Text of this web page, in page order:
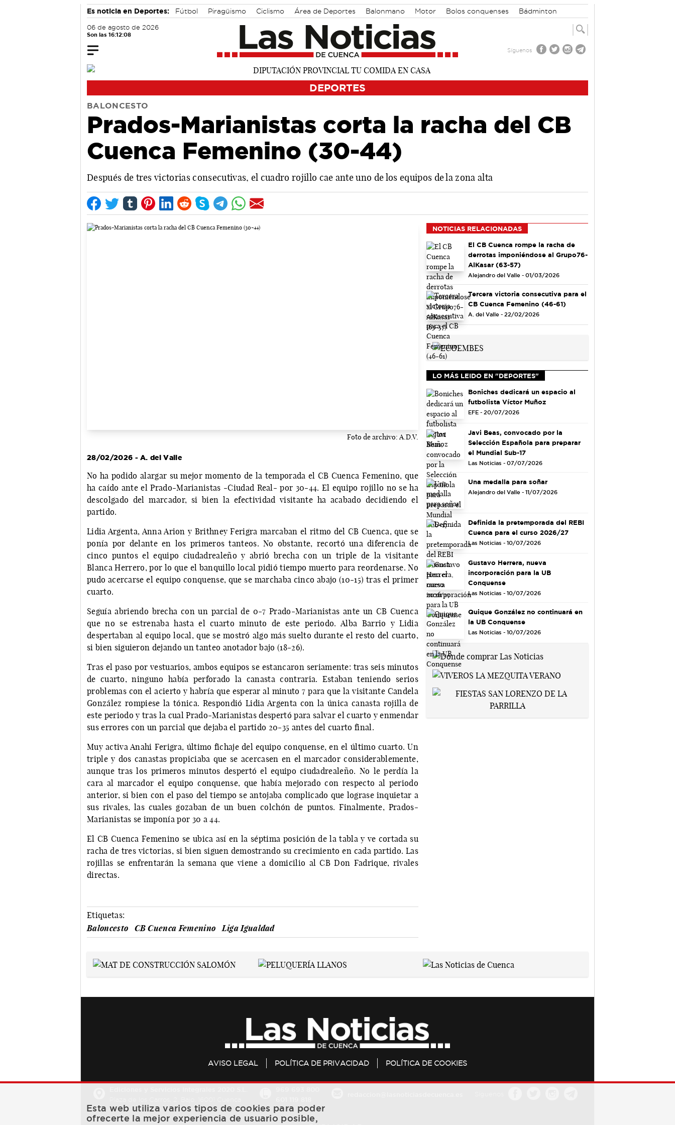
Es noticia en Deportes: Fútbol Piragüismo Ciclismo Área de Deportes Balonmano Motor Bolos conquenses Bádminton
06 de agosto de 2026
Son las 16:12:09
Síguenos
DEPORTES
BALONCESTO
Prados-Marianistas corta la racha del CB
Cuenca Femenino (30-44)
Después de tres victorias consecutivas, el cuadro rojillo cae ante uno de los equipos de la zona alta
Foto de archivo: A.D.V.
28/02/2026 - A. del Valle
No ha podido alargar su mejor momento de la temporada el CB Cuenca Femenino, que
ha caído ante el Prado-Marianistas ­-Ciudad Real- por 30-44. El equipo rojillo no se ha
descolgado del marcador, si bien la efectividad visitante ha acabado decidiendo el
partido.
Lidia Argenta, Anna Arion y Brithney Ferigra marcaban el ritmo del CB Cuenca, que se
ponía por delante en los primeros tanteos. No obstante, recortó una diferencia de
cinco puntos el equipo ciudadrealeño y abrió brecha con un triple de la visitante
Blanca Herrero, por lo que el banquillo local pidió tiempo muerto para reordenarse. No
pudo acercarse el equipo conquense, que se marchaba cinco abajo (10-15) tras el primer
cuarto.
Seguía abriendo brecha con un parcial de 0-7 Prado-Marianistas ante un CB Cuenca
que no se estrenaba hasta el cuarto minuto de este periodo. Alba Barrio y Lidia
despertaban al equipo local, que se mostró algo más suelto durante el resto del cuarto,
si bien siguieron dejando un tanteo anotador bajo (18-26).
Tras el paso por vestuarios, ambos equipos se estancaron seriamente: tras seis minutos
de cuarto, ninguno había perforado la canasta contraria. Estaban teniendo serios
problemas con el acierto y habría que esperar al minuto 7 para que la visitante Candela
González rompiese la tónica. Respondió Lidia Argenta con la única canasta rojilla de
este periodo y tras la cual Prado-Marianistas despertó para salvar el cuarto y enmendar
sus errores con un parcial que dejaba el partido 20-35 antes del cuarto final.
Muy activa Anahi Ferigra, último fichaje del equipo conquense, en el último cuarto. Un
triple y dos canastas propiciaba que se acercasen en el marcador considerablemente,
aunque tras los primeros minutos despertó el equipo ciudadrealeño. No le perdía la
cara al marcador el equipo conquense, que había mejorado con respecto al periodo
anterior, si bien con el paso del tiempo se antojaba complicado que lograse inquietar a
sus rivales, las cuales gozaban de un buen colchón de puntos. Finalmente, Prados-
Marianistas se imponía por 30 a 44.
El CB Cuenca Femenino se ubica así en la séptima posición de la tabla y ve cortada su
racha de tres victorias, si bien siguen demostrando su crecimiento en cada partido. Las
rojillas se enfrentarán la semana que viene a domicilio al CB Don Fadrique, rivales
directas.
Etiquetas:
Baloncesto
CB Cuenca Femenino Liga Igualdad
NOTICIAS RELACIONADAS
El CB Cuenca rompe la racha de
derrotas imponiéndose al Grupo76-
AlKasar (63-57)
Alejandro del Valle - 01/03/2026
Tercera victoria consecutiva para el
CB Cuenca Femenino (46-61)
A. del Valle - 22/02/2026
LO MÁS LEIDO EN "DEPORTES"
Boniches dedicará un espacio al
futbolista Víctor Muñoz
EFE - 20/07/2026
Javi Beas, convocado por la
Selección Española para preparar
el Mundial Sub-17
Las Noticias - 07/07/2026
Una medalla para soñar
Alejandro del Valle - 11/07/2026
Definida la pretemporada del REBI
Cuenca para el curso 2026/27
Las Noticias - 10/07/2026
Gustavo Herrera, nueva
incorporación para la UB
Conquense
Las Noticias - 10/07/2026
Quique González no continuará en
la UB Conquense
Las Noticias - 10/07/2026
AVISO LEGAL POLÍTICA DE PRIVACIDAD POLÍTICA DE COOKIES
Esta web utiliza varios tipos de cookies para poder
ofrecerte la mejor experiencia de usuario posible,